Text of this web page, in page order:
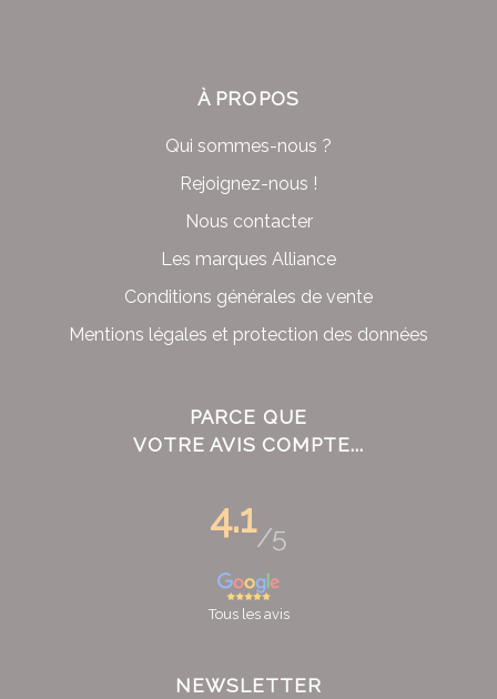
À PROPOS
Qui sommes-nous ?
Rejoignez-nous !
Nous contacter
Les marques Alliance
Conditions générales de vente
Mentions légales et protection des données
PARCE QUE
VOTRE AVIS COMPTE...
4.1/5
Tous les avis
NEWSLETTER